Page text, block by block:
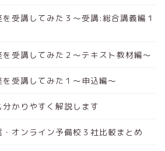
受講してみた３～受講:総合講義編１
受講してみた２～テキスト教材編～
受講してみた１～申込編～
かりやすく解説します
・オンライン予備校３社比較まとめ